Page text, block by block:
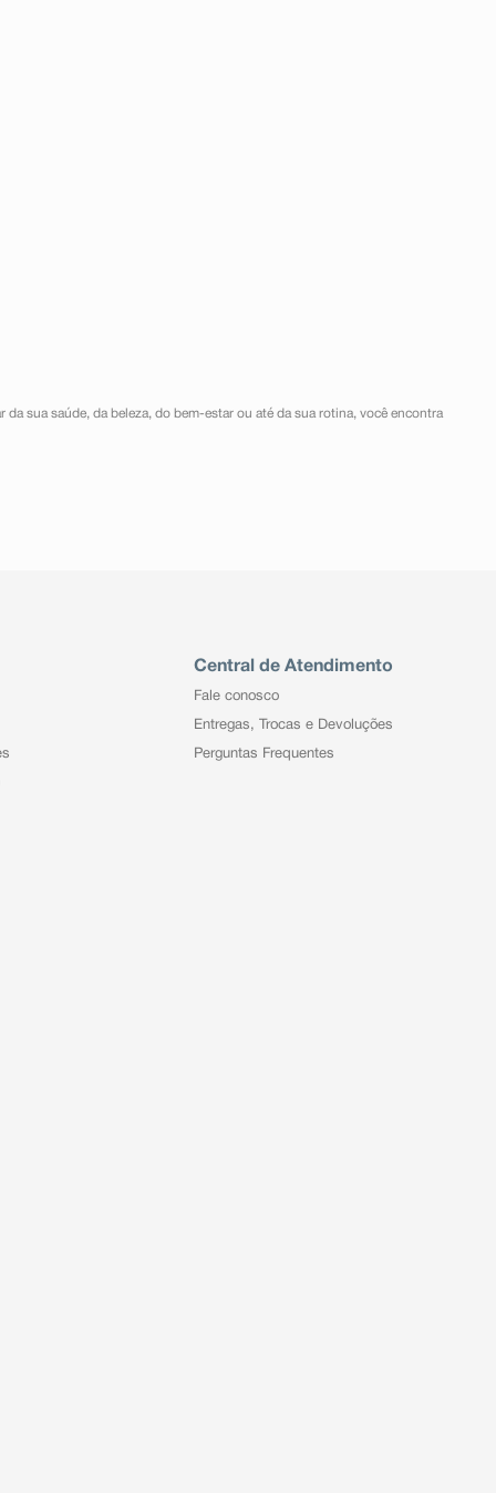
sua saúde, da beleza, do bem-estar ou até da sua rotina, você encontra
Central de Atendimento
Fale conosco
Entregas, Trocas e Devoluções
Perguntas Frequentes